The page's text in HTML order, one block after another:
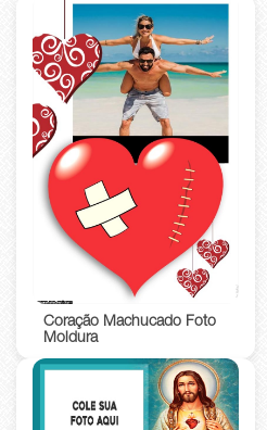
Coração Machucado Foto
Moldura